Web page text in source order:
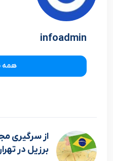
infoadmin
همه
از سرگیری
برزیل در